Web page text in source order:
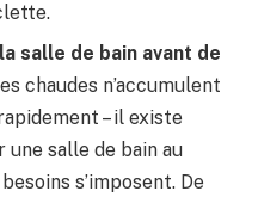
salle de bain avant de
chaudes n’accumulent
– ​​il existe
salle de bain au
s’imposent. De